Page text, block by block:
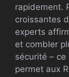
rapidement.
croissantes
experts
et combler
sécurité –
permet aux